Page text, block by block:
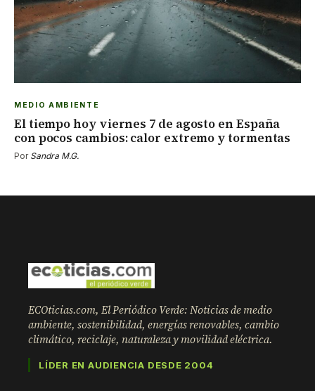
MEDIO AMBIENTE
El tiempo hoy viernes 7 de agosto en España
con pocos cambios: calor extremo y tormentas
Por Sandra M.G.
ECOticias.com, El Periódico Verde: Noticias de medio
ambiente, sostenibilidad, energías renovables, cambio
climático, reciclaje, naturaleza y movilidad eléctrica.
LÍDER EN AUDIENCIA DESDE 2004